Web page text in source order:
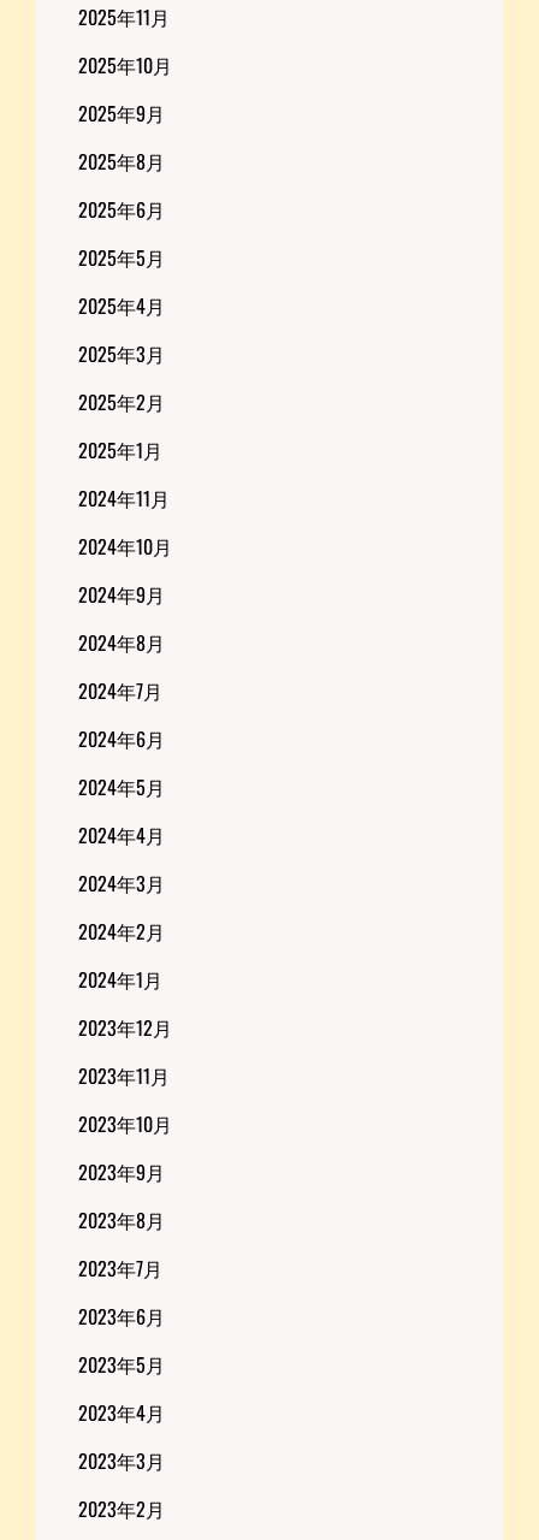
2025年11月
2025年10月
2025年9月
2025年8月
2025年6月
2025年5月
2025年4月
2025年3月
2025年2月
2025年1月
2024年11月
2024年10月
2024年9月
2024年8月
2024年7月
2024年6月
2024年5月
2024年4月
2024年3月
2024年2月
2024年1月
2023年12月
2023年11月
2023年10月
2023年9月
2023年8月
2023年7月
2023年6月
2023年5月
2023年4月
2023年3月
2023年2月